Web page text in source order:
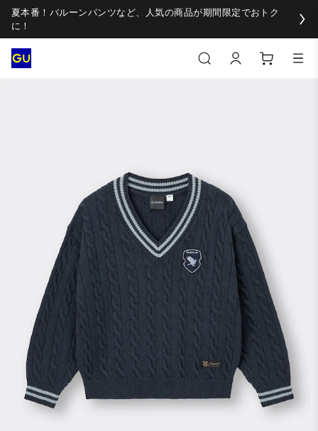
夏本番！バルーンパンツなど、人気の商品が期間限定でおトク
に！